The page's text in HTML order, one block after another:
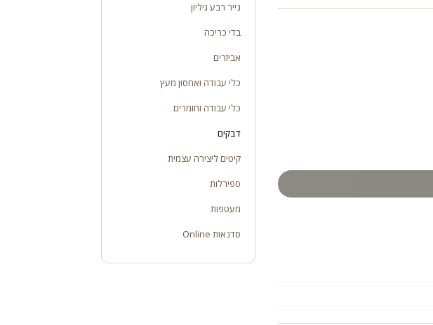
נייר רבע גיליון
בדי כריכה
אביזרים
כלי עבודה ואחסון מעץ
כלי עבודה וחומרים
דבקים
קיטים ליצירה עצמית
ספירלות
מעטפות
סדנאות Online